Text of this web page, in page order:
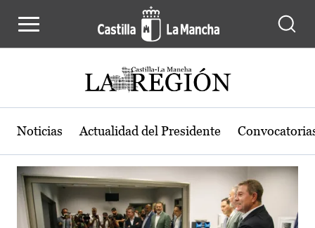
Actualidad de la región de Castilla-
Noticias Actualidad del Presidente